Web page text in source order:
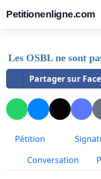
Petitionenligne.com
Les OSBL ne sont
Partager sur
Pétition
Conversation